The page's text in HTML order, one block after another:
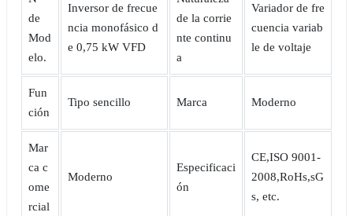
de
Mod
elo.
Inversor de frecue
ncia monofásico d
e 0,75 kW VFD
de la corrie
nte continu
a
Variador de fre
cuencia variab
le de voltaje
Fun
ción
Tipo sencillo Marca Moderno
Mar
ca c
ome
rcial
Moderno
Especificaci
ón
CE,ISO 9001-
2008,RoHs,sG
s, etc.